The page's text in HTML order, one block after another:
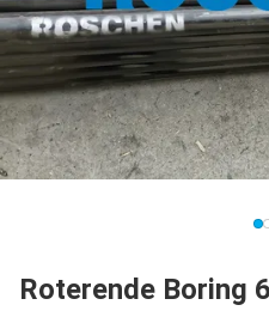
Roterende Boring